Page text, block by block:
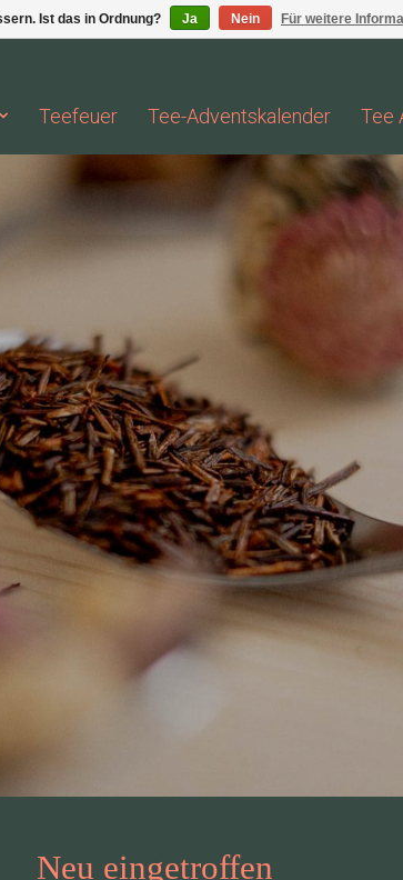
Teefeuer Tee-Adventskalender Tee
Neu eingetroffen
Ist das in Ordnung? Ja Nein Für weitere